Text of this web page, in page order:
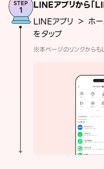
LINEアプリから「
LINEアプリ ＞ ホ
をタップ
※本ページのリンクから